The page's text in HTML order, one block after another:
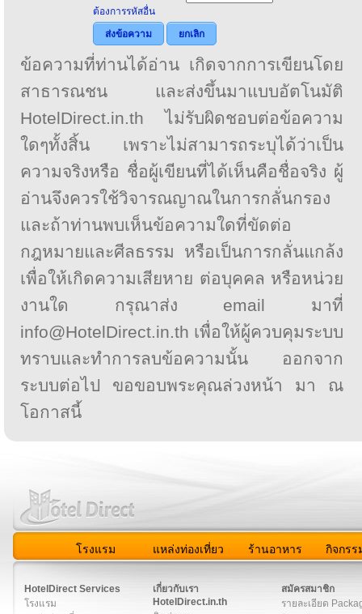
ต้องการรหัสอื่น
ส่งข้อความ
ยกเลิก
ข้อความที่ท่านได้อ่าน เกิดจากการเขียนโดย
สาธารณชน และส่งขึ้นมาแบบอัตโนมัติ
HotelDirect.in.th ไม่รับผิดชอบต่อข้อความ
ใดๆทั้งสิ้น เพราะไม่สามารถระบุได้ว่าเป็น
ความจริงหรือ ชื่อผู้เขียนที่ได้เห็นคือชื่อจริง ผู้
อ่านจึงควรใช้วิจารณญาณในการกลั่นกรอง
และถ้าท่านพบเห็นข้อความใดที่ขัดต่อ
กฎหมายและศีลธรรม หรือเป็นการกลั่นแกล้ง
เพื่อให้เกิดความเสียหาย ต่อบุคคล หรือหน่วย
งานใด กรุณาส่ง email มาที่
info@HotelDirect.in.th เพื่อให้ผู้ควบคุมระบบ
ทราบและทำการลบข้อความนั้น ออกจาก
ระบบต่อไป ขอขอบพระคุณล่วงหน้า มา ณ
โอกาสนี้
โรงแรม แหล่งท่องเที่ยว ร้านอาหาร กิจกรร
HotelDirect Services
โรงแรม
เกี่ยวกับเรา
HotelDirect.in.th
สมัครสมาชิก
รายละเอียด